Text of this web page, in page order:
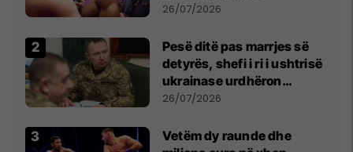
26/07/2026
Pesë ditë pas marrjes së
detyrës, shefi i ri i ushtrisë
ukrainase urdhëron
kontroll të madh
26/07/2026
Vetëm dy raunde dhe